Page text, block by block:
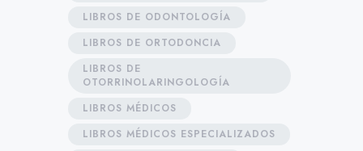
LIBROS DE ODONTOLOGÍA
LIBROS DE ORTODONCIA
LIBROS DE
OTORRINOLARINGOLOGÍA
LIBROS MÉDICOS
LIBROS MÉDICOS ESPECIALIZADOS